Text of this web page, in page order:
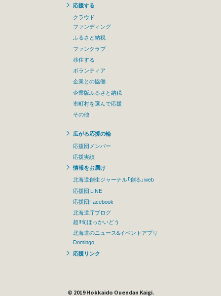
応援する
クラウド
ファンディング
ふるさと納税
ファンクラブ
移住する
ボランティア
企業との協働
企業版ふるさと納税
市町村を選んで応援
その他
広がる応援の輪
応援団メンバー
応援実績
情報をお届け
北海道創生ジャーナル「創る」web
応援団 LINE
応援団Facebook
北海道庁ブログ
超!!旬ほっかいどう
北海道のニュース&イベントアプリ
Domingo
応援リンク
© 2019 Hokkaido Ouendan Kaigi.